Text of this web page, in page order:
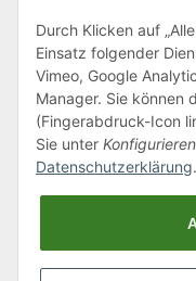
Klagenfurter Straße 29
9556 Liebenfels
Montag bis Donnerstag:
Freitag: 8:00 bis 12:00 Uhr
Tel.:0043 (0) 4262 50900
Durch Klicken auf
Einsatz folgender
Vimeo, Google
Manager. Sie können
(Fingerabdruck-Icon
Sie unter Konfigurieren
Datenschutzerklärung.